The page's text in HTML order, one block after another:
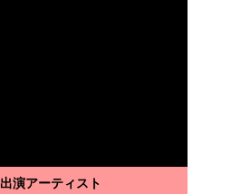
出演アーティスト